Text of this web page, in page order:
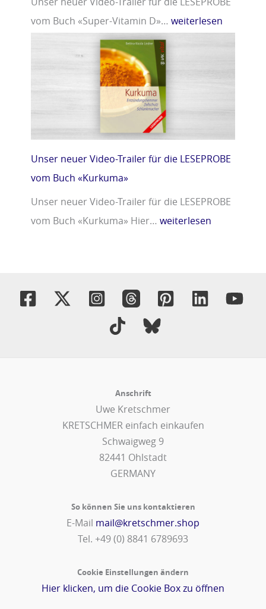
vom Buch «Super-Vitamin D»… weiterlesen
Unser neuer Video-Trailer für die LESEPROBE
vom Buch «Kurkuma»
Unser neuer Video-Trailer für die LESEPROBE
vom Buch «Kurkuma» Hier… weiterlesen
Anschrift
Uwe Kretschmer
KRETSCHMER einfach einkaufen
Schwaigweg 9
82441 Ohlstadt
GERMANY
So können Sie uns kontaktieren
E-Mail mail@kretschmer.shop
Tel. +49 (0) 8841 6789693‬
Cookie Einstellungen ändern
Hier klicken, um die Cookie Box zu öffnen